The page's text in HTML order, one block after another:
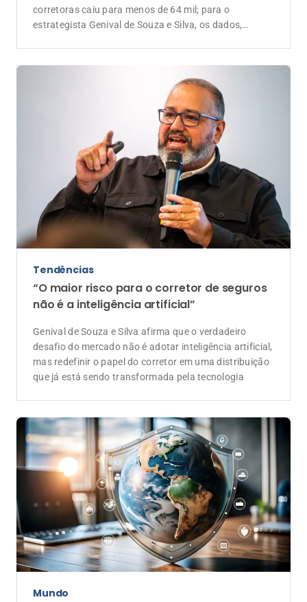
corretoras caiu para menos de 64 mil; para o
estrategista Genival de Souza e Silva, os dados,
Tendências
“O maior risco para o corretor de seguros
não é a inteligência artificial”
Genival de Souza e Silva afirma que o verdadeiro
desafio do mercado não é adotar inteligência artificial,
mas redefinir o papel do corretor em uma distribuição
que já está sendo transformada pela tecnologia
Mundo